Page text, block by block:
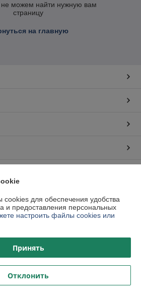
можем найти нужную вам
страницу
на главную
Deal.by
для обеспечения удобства
и предоставления персональных
настроить файлы cookies или
Принять
Отклонить